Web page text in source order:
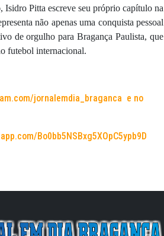
Isidro Pitta escreve seu próprio capítulo na
não apenas uma conquista pessoal
de orgulho para Bragança Paulista, que
futebol internacional.
jornalemdia_braganca e no
Bo0bb5NSBxg5XOpC5ypb9D